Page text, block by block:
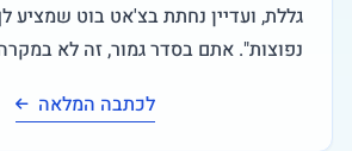
גללת, ועדיין נחתת בצ'אט בוט שמציע
נפוצות". אתם בסדר גמור, זה לא
לכתבה המלאה